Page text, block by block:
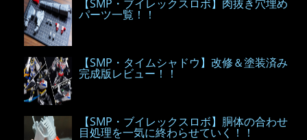
【SMP・ブイレックスロボ】肉抜き穴埋め
パーツ一覧！！
【SMP・タイムシャドウ】改修＆塗装済み
完成版レビュー！！
【SMP・ブイレックスロボ】胴体の合わせ
目処理を一気に終わらせていく！！